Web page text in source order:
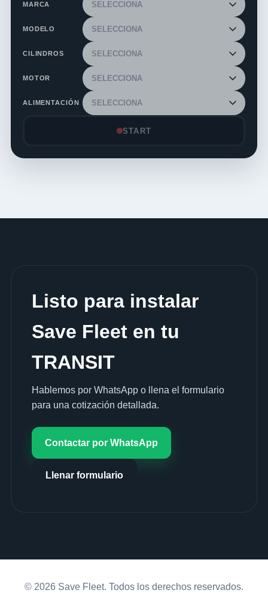
MARCA
MODELO
CILINDROS
MOTOR
ALIMENTACIÓN
START
Listo para instalar
Save Fleet en tu
TRANSIT
Hablemos por WhatsApp o llena el formulario
para una cotización detallada.
Contactar por WhatsApp
Llenar formulario
© 2026 Save Fleet. Todos los derechos reservados.